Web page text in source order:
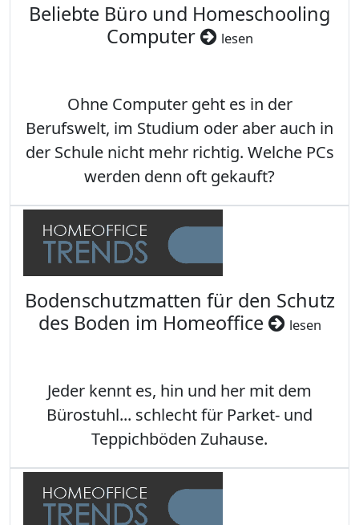
Beliebte Büro und Homeschooling
Computer
lesen
Ohne Computer geht es in der
Berufswelt, im Studium oder aber auch in
der Schule nicht mehr richtig. Welche PCs
werden denn oft gekauft?
Bodenschutzmatten für den Schutz
des Boden im Homeoffice
lesen
Jeder kennt es, hin und her mit dem
Bürostuhl... schlecht für Parket- und
Teppichböden Zuhause.